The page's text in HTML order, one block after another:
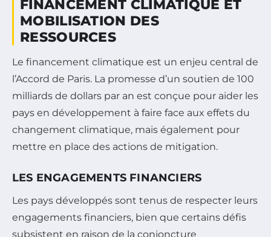
FINANCEMENT CLIMATIQUE ET
MOBILISATION DES
RESSOURCES
Le financement climatique est un enjeu central de
l’Accord de Paris. La promesse d’un soutien de 100
milliards de dollars par an est conçue pour aider les
pays en développement à faire face aux effets du
changement climatique, mais également pour
mettre en place des actions de mitigation.
LES ENGAGEMENTS FINANCIERS
Les pays développés sont tenus de respecter leurs
engagements financiers, bien que certains défis
subsistent en raison de la conjoncture